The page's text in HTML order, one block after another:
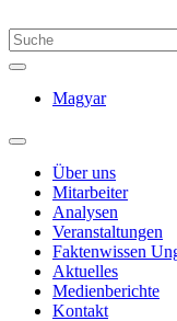
Magyar
Über uns
Mitarbeiter
Analysen
Veranstaltungen
Faktenwissen
Aktuelles
Medienberichte
Kontakt